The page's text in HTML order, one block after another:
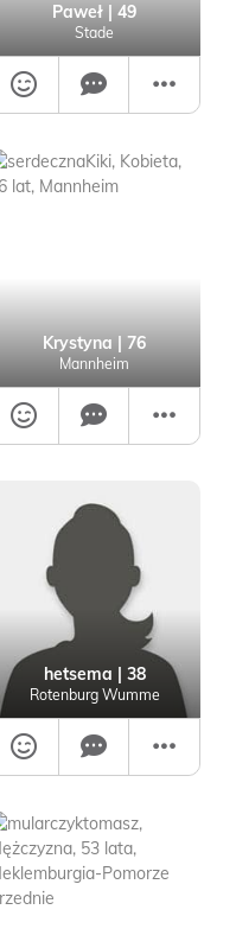
Paweł | 49
Stade
Krystyna | 76
Mannheim
hetsema | 38
Rotenburg Wumme